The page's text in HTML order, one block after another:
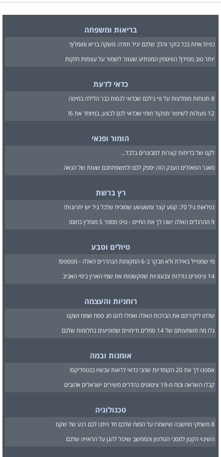
בריאות ומשפחה
כפית אחת בכל בוקר והלב שלכם יגיד תודה: משקה בריא ומומלץ!
יותר טוב מסידן? הוויטמין המפתיע שעוזר לשמור על עצמות חזקות
כדאי לדעת
8 תנוחות מומלצות על פי גילכם שכדאי לנסות כבר הלילה במיטה
12 פעולות לשיפור תפקוד מוחי שכדאי לכם לבצע, במיוחד את 6!
הומור ופנאי
לקט של בדיחות קצרות למבוגרים בלבד...
מאגר הפאזלים הענק הזה יספק לכם ולמשפחתכם שעות של הנאה
רץ ברשת
נפלאות גיל 70: קטע קצר ומשעשע שמוכיח שלכל גיל יש יתרונות!
9 ההרגלים האלה ישנו לך את החיים - טיפ מספר 5 מומלץ בחום!
טיולים וטבע
מי שמטייל באילת ולא מבקר ב-6 המקומות הנהדרים האלה - מפספס!
14 ציפורים נודדות צבעוניות שמקשטות את שמי הארץ בימי האביב
רוחניות והעצמה
שלחו ליקיריכם את הברכות האלה ואחלו להם חג פסח שמח ושקט
גלו מה משמעותם של 14 סמלים ודימויים שמופיעים בחלומות שלכם
אומנות ובמה
אספנו לך את 20 הקומדיות שהכי כדאי לראות עכשיו בנטפליקס!
קבלו השראה וכוח מ-19 ציטוטים נהדרים משירים ישראלים אהובים
טכנולוגיה
8 משחקי מחשבה שישמרו על המוח שלכם חד ויתנו לכם רגע של שקט
השינוי הקטן למסכי הטלפון והמחשב שיכול להגן על הראייה שלכם